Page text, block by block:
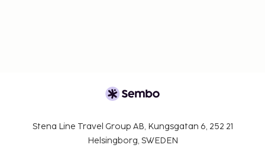
Stena Line Travel Group AB, Kungsgatan 6, 252 21
Helsingborg, SWEDEN